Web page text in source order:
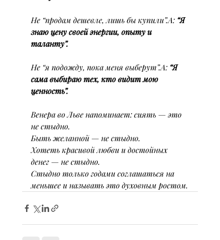
Не “продам дешевле, лишь бы купили”.А: “Я
знаю цену своей энергии, опыту и
таланту”.
Не “я подожду, пока меня выберут”.А: “Я
сама выбираю тех, кто видит мою
ценность”.
Венера во Льве напоминает: сиять — это
не стыдно.
Быть желанной — не стыдно.
Хотеть красивой любви и достойных
денег — не стыдно.
Стыдно только годами соглашаться на
меньшее и называть это духовным ростом.